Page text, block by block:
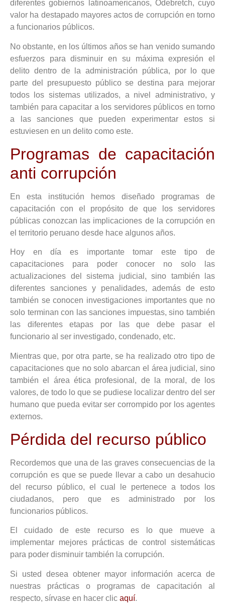
diferentes gobiernos latinoamericanos, Odebretch, cuyo
valor ha destapado mayores actos de corrupción en torno
a funcionarios públicos.
No obstante, en los últimos años se han venido sumando
esfuerzos para disminuir en su máxima expresión el
delito dentro de la administración pública, por lo que
parte del presupuesto público se destina para mejorar
todos los sistemas utilizados, a nivel administrativo, y
también para capacitar a los servidores públicos en torno
a las sanciones que pueden experimentar estos si
estuviesen en un delito como este.
Programas de capacitación
anti corrupción
En esta institución hemos diseñado programas de
capacitación con el propósito de que los servidores
públicas conozcan las implicaciones de la corrupción en
el territorio peruano desde hace algunos años.
Hoy en día es importante tomar este tipo de
capacitaciones para poder conocer no solo las
actualizaciones del sistema judicial, sino también las
diferentes sanciones y penalidades, además de esto
también se conocen investigaciones importantes que no
solo terminan con las sanciones impuestas, sino también
las diferentes etapas por las que debe pasar el
funcionario al ser investigado, condenado, etc.
Mientras que, por otra parte, se ha realizado otro tipo de
capacitaciones que no solo abarcan el área judicial, sino
también el área ética profesional, de la moral, de los
valores, de todo lo que se pudiese localizar dentro del ser
humano que pueda evitar ser corrompido por los agentes
externos.
Pérdida del recurso público
Recordemos que una de las graves consecuencias de la
corrupción es que se puede llevar a cabo un desahucio
del recurso público, el cual le pertenece a todos los
ciudadanos, pero que es administrado por los
funcionarios públicos.
El cuidado de este recurso es lo que mueve a
implementar mejores prácticas de control sistemáticas
para poder disminuir también la corrupción.
Si usted desea obtener mayor información acerca de
nuestras prácticas o programas de capacitación al
respecto, sírvase en hacer clic aquí.